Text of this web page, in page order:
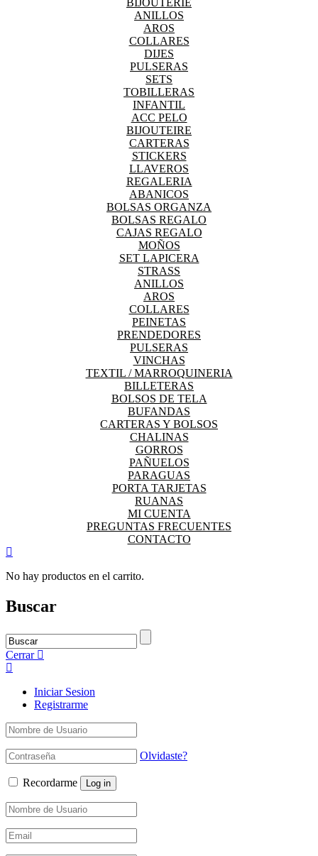
ANILLOS
AROS
COLLARES
DIJES
PULSERAS
SETS
TOBILLERAS
INFANTIL
ACC PELO
BIJOUTEIRE
CARTERAS
STICKERS
LLAVEROS
REGALERIA
ABANICOS
BOLSAS ORGANZA
BOLSAS REGALO
CAJAS REGALO
MOÑOS
SET LAPICERA
STRASS
ANILLOS
AROS
COLLARES
PEINETAS
PRENDEDORES
PULSERAS
VINCHAS
TEXTIL / MARROQUINERIA
BILLETERAS
BOLSOS DE TELA
BUFANDAS
CARTERAS Y BOLSOS
CHALINAS
GORROS
PAÑUELOS
PARAGUAS
PORTA TARJETAS
RUANAS
MI CUENTA
PREGUNTAS FRECUENTES
CONTACTO
No hay productos en el carrito.
Buscar
Cerrar
Iniciar Sesion
Registrarme
Olvidaste?
Recordarme Log in